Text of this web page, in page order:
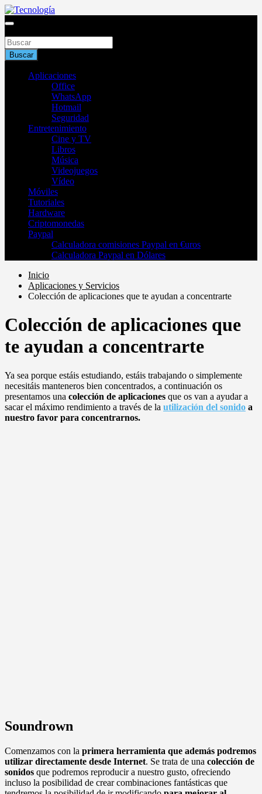
Saltar
al
Tecnología
Buscar
Aplicaciones
Office
WhatsApp
Hotmail
Seguridad
Entretenimiento
Cine y TV
Libros
Música
Videojuegos
Vídeo
Móviles
Tutoriales
Hardware
Criptomonedas
Paypal
Calculadora comisiones Paypal en €uros
Calculadora Paypal en Dólares
Inicio
Aplicaciones y Servicios
Colección de aplicaciones que te ayudan a concentrarte
Colección de aplicaciones que
te ayudan a concentrarte
Ya sea porque estáis estudiando, estáis trabajando o simplemente
necesitáis manteneros bien concentrados, a continuación os
presentamos una colección de aplicaciones que os van a ayudar a
sacar el máximo rendimiento a través de la utilización del sonido a
nuestro favor para concentrarnos.
Soundrown
Comenzamos con la primera herramienta que además podremos
utilizar directamente desde Internet. Se trata de una colección de
sonidos que podremos reproducir a nuestro gusto, ofreciendo
incluso la posibilidad de crear combinaciones fantásticas que